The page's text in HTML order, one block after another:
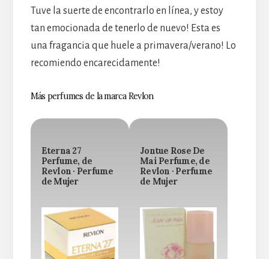
Tuve la suerte de encontrarlo en línea, y estoy
tan emocionada de tenerlo de nuevo! Esta es
una fragancia que huele a primavera/verano! Lo
recomiendo encarecidamente!
Más perfumes de la marca Revlon
Eterna 27
Perfume, de
Revlon · Perfume
de Mujer
Jontue Rose De
Mai Perfume, de
Revlon · Perfume
de Mujer